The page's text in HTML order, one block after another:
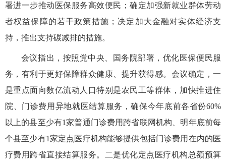
署进一步推动医保服务高效便民；确定加强新就业群体劳动
者权益保障的若干政策措施；决定加大金融对实体经济支
持，推出支持碳减排的措施。
会议指出，按照党中央、国务院部署，优化医保便民服
务，有利于更好保障群众健康、提升获得感。会议确定，一
是重点面向数亿流动人口特别是农民工等群体，加快推进住
院、门诊费用异地就医结算服务，确保今年底前各省份60%
以上的县至少有1家普通门诊费用跨省联网机构、明年底前每
个县至少有1家定点医疗机构能够提供包括门诊费用在内的医
疗费用跨省直接结算服务。二是优化定点医疗机构总额预算